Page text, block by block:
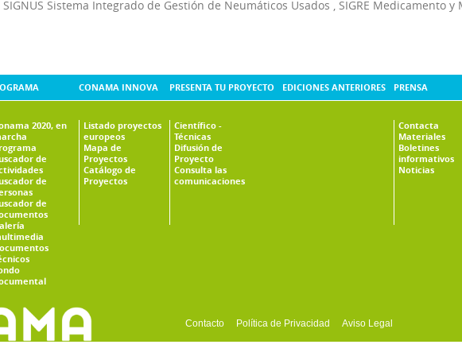
SIGNUS Sistema Integrado de Gestión de Neumáticos Usados SIGRE Medicamento
2020, en
de
de
de
CONAMA INNOVA
Listado proyectos
europeos
Mapa de
Proyectos
Catálogo de
Proyectos
PRESENTA TU PROYECTO
Científico -
Técnicas
Difusión de
Proyecto
Consulta las
comunicaciones
EDICIONES ANTERIORES PRENSA
Contacta
Materiales
Boletines
informativos
Noticias
Contacto Política de Privacidad Aviso Legal